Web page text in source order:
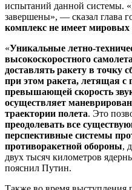
испытаний данной системы.
завершены», — сказал глава
комплекс не имеет мировых
«Уникальные летно-
высокоскоростного
доставлять ракету в точку
при этом ракета, летящая с
превышающей скорость
осуществляет
траектории полета. Это
преодолевать все
перспективные системы
противоракетной обороны,
двух тысяч километров
пояснил Путин.